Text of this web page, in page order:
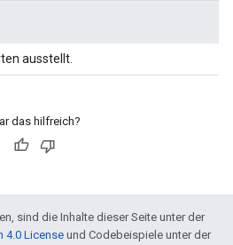
ausstellt.
das hilfreich?
sind die Inhalte dieser Seite unter der
4.0 License und Codebeispiele unter der